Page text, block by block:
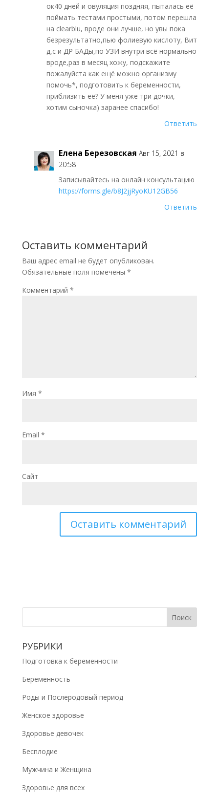
ок40 дней и овуляция поздняя, пыталась её
поймать тестами простыми, потом перешла
на clearblu, вроде они лучше, но увы пока
безрезультатно,пью фолиевую кислоту, Вит
д,с и ДР БАДы,по УЗИ внутри всё нормально
вроде,раз в месяц хожу, подскажите
пожалуйста как ещё можно организму
помочь*, подготовить к беременности,
приблизить её? У меня уже три дочки,
хотим сыночка) заранее спасибо!
Ответить
Елена Березовская Авг 15, 2021 в
20:58
Записывайтесь на онлайн консультацию
https://forms.gle/b8J2jjRyoKU12GB56
Ответить
Оставить комментарий
Ваш адрес email не будет опубликован.
Обязательные поля помечены *
Комментарий *
Имя *
Email *
Сайт
РУБРИКИ
Подготовка к беременности
Беременность
Роды и Послеродовый период
Женское здоровье
Здоровье девочек
Бесплодие
Мужчина и Женщина
Здоровье для всех